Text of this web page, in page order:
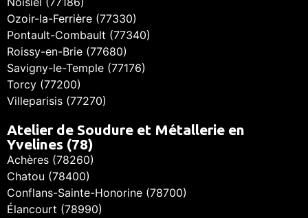
Ozoir-la-Ferrière (77330)
Pontault-Combault (77340)
Roissy-en-Brie (77680)
Savigny-le-Temple (77176)
Torcy (77200)
Villeparisis (77270)
Atelier de Soudure et Métallerie en
Yvelines (78)
Achères (78260)
Chatou (78400)
Conflans-Sainte-Honorine (78700)
Élancourt (78990)